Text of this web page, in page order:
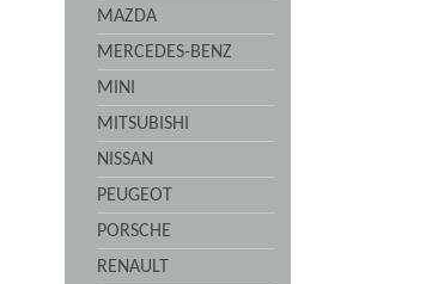
MAZDA
MERCEDES-BENZ
MINI
MITSUBISHI
NISSAN
PEUGEOT
PORSCHE
RENAULT